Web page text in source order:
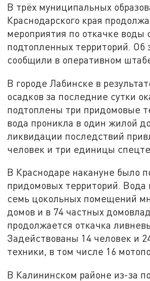
В трёх муниципальных
Краснодарского края
мероприятия по откачке воды
подтопленных территорий. Об
сообщили в оперативном
В городе Лабинске в
осадков за последние сутки
подтоплены три придомовые
вода проникла в один жилой
ликвидации последствий
человек и три единицы
В Краснодаре накануне было
придомовых территорий. Вода
семь цокольных помещений
домов и в 74 частных
продолжается откачка
Задействованы 14 человек и
техники, в том числе 16
В Калининском районе из-за